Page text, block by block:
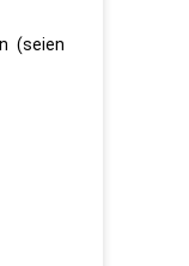
(seien